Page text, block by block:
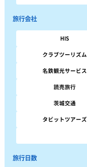
旅行会社
HIS
クラブツーリズム
名鉄観光サービス
読売旅行
茨城交通
タビットツアーズ
旅行日数